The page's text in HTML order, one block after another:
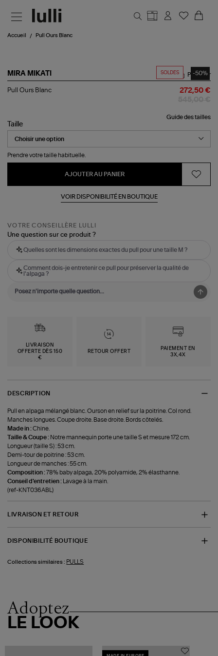
Accueil Pull Ours Blanc
SOLDES -50%
MIRA MIKATI
Pull
Partager
Pull Ours Blanc 272,50 €
Guide des tailles
Taille
Prendre votre taille habituelle.
AJOUTER AU PANIER
VOIR DISPONIBILITÉ EN BOUTIQUE
VOTRE CONSEILLÈRE LULLI
Une question sur ce produit ?
Quelles sont les dimensions exactes du pull pour une taille M ?
Comment dois-je entretenir ce pull pour préserver la qualité de
l'alpaga ?
LIVRAISON
OFFERTE DÈS 150
€
RETOUR OFFERT
PAIEMENT EN
3X,4X
DESCRIPTION
Pull en alpaga mélangé blanc. Ourson en relief sur la poitrine. Col rond.
Manches longues. Coupe droite. Base droite. Bords côtelés.
Made in :Chine.
Taille & Coupe : Notre mannequin porte une taille S et mesure 172 cm.
Longueur (taille S) : 53 cm.
Demi-tour de poitrine : 53 cm.
Longueur de manches : 55 cm.
Composition : 78% baby alpaga, 20% polyamide, 2% élasthanne.
Conseil d'entretien : Lavage à la main.
(ref-KNT036ABL)
LIVRAISON ET RETOUR
DISPONIBILITÉ BOUTIQUE
Collections similaires : PULLS
Adoptez
LE LOOK